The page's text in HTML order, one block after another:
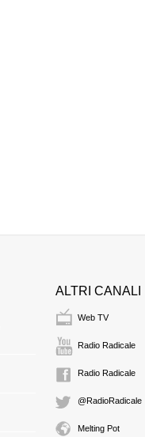
ALTRI CANALI
Web TV
Radio Radicale
Radio Radicale
@RadioRadicale
Melting Pot